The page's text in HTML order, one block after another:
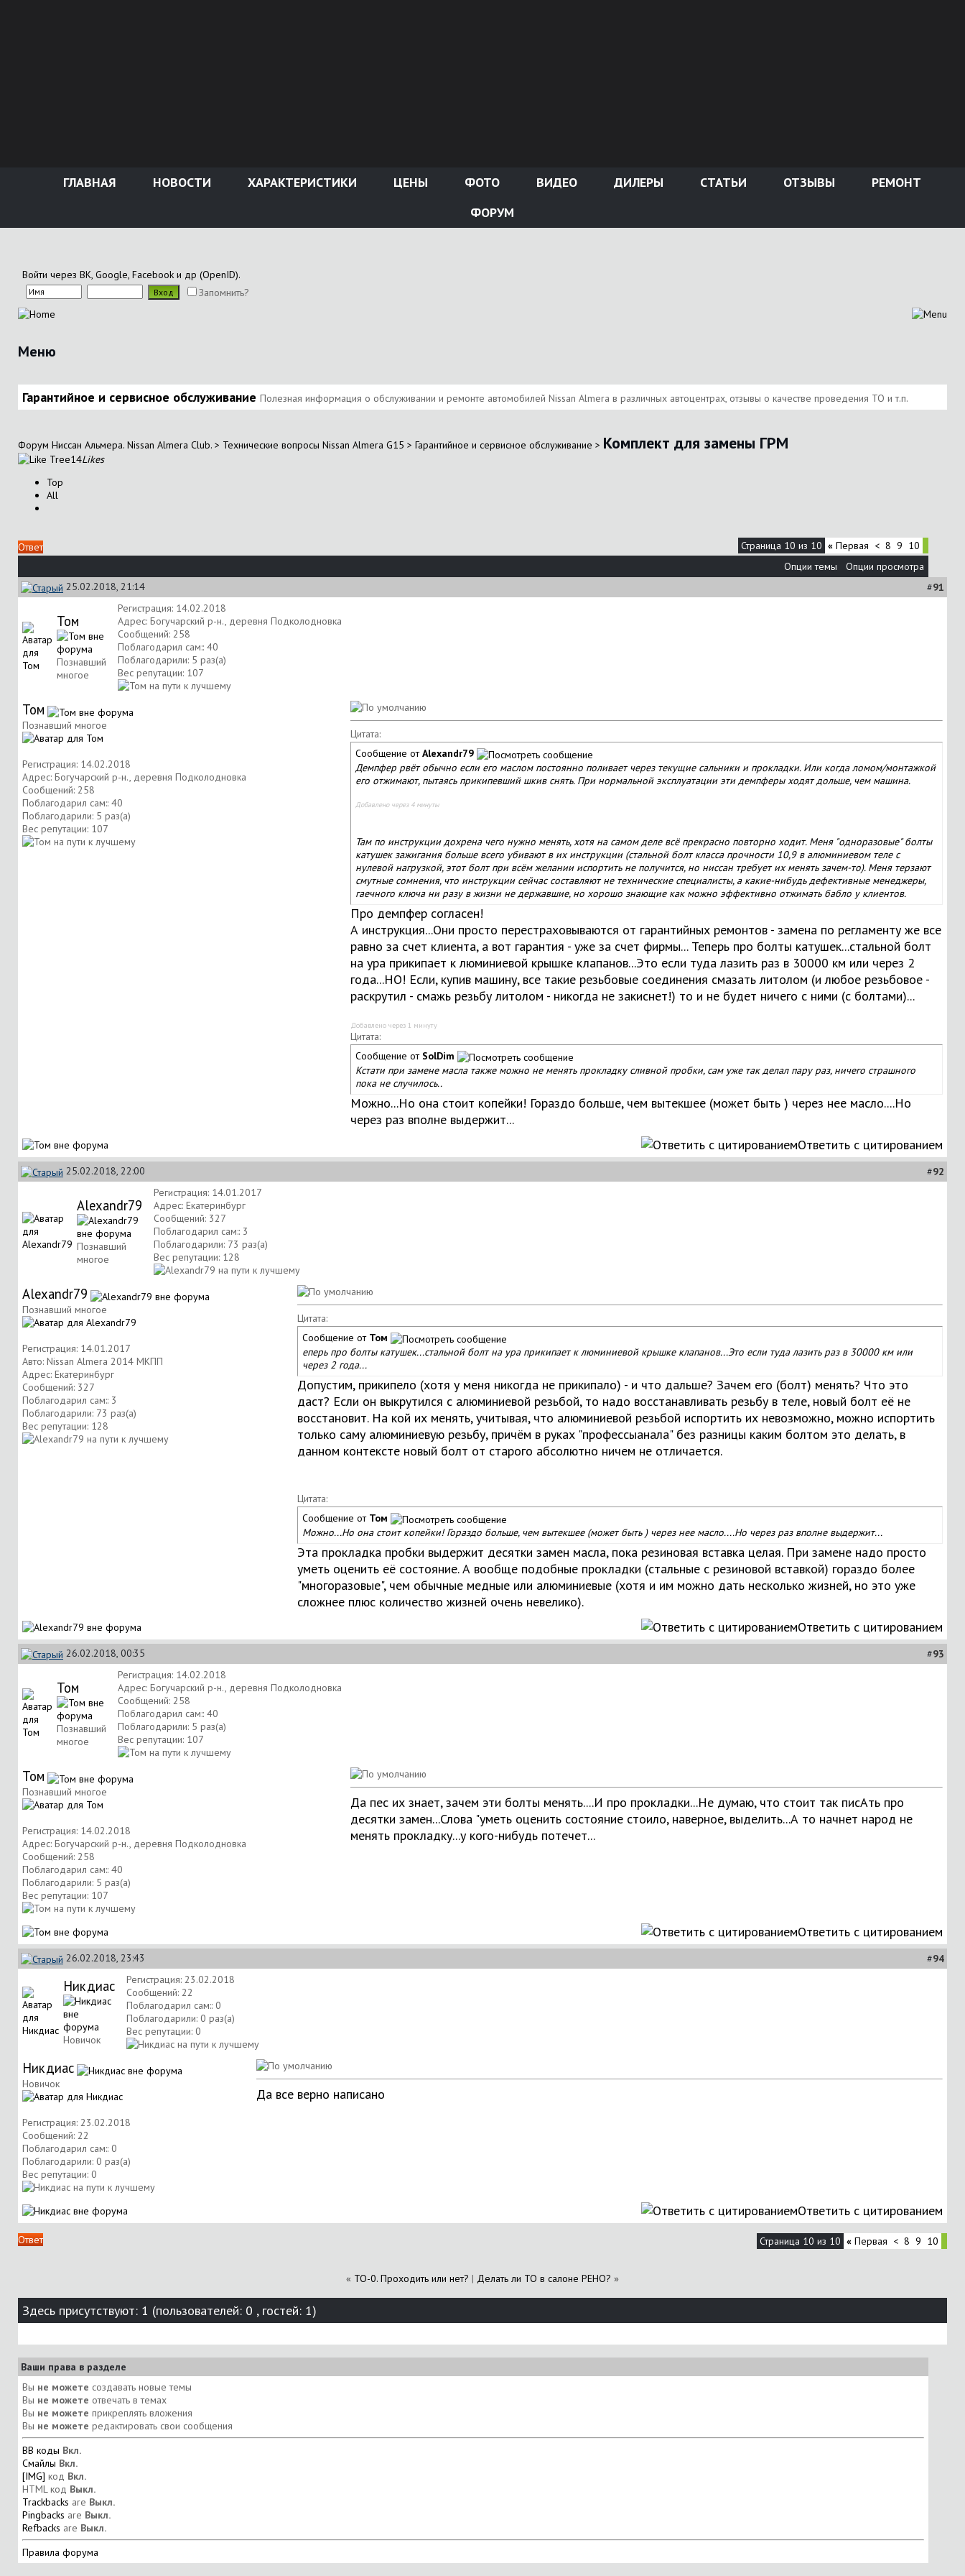
ГЛАВНАЯ НОВОСТИ ХАРАКТЕРИСТИКИ ЦЕНЫ ФОТО ВИДЕО ДИЛЕРЫ СТАТЬИ ОТЗЫВЫ
РЕМОНТ
ФОРУМ
Войти через ВК, Google, Facebook и др (OpenID).
Запомнить?
Меню
Гарантийное и сервисное обслуживание Полезная информация о обслуживании и ремонте автомобилей Nissan Almera в различных автоцентрах, отзывы о качестве проведения ТО и т.п.
Форум Ниссан Альмера. Nissan Almera Club. > Технические вопросы Nissan Almera G15 > Гарантийное и сервисное обслуживание > Комплект для замены ГРМ
14Likes
Top
All
Ответ Страница 10 из 10 « Первая < 8 9 10
Опции темы
Опции просмотра
25.02.2018, 21:14
#91
Том
Познавший
многое
Регистрация: 14.02.2018
Адрес: Богучарский р-н., деревня Подколодновка
Сообщений: 258
Поблагодарил сам:: 40
Поблагодарили: 5 раз(а)
Вес репутации: 107
Том
Познавший многое
Регистрация: 14.02.2018
Адрес: Богучарский р-н., деревня Подколодновка
Сообщений: 258
Поблагодарил сам:: 40
Поблагодарили: 5 раз(а)
Вес репутации: 107
Цитата:
Сообщение отAlexandr79
Демпфер рвёт обычно если его маслом постоянно поливает через текущие сальники и прокладки. Или когда ломом/монтажкой
его отжимают, пытаясь прикипевший шкив снять. При нормальной эксплуатации эти демпферы ходят дольше, чем машина.
Добавлено через 4 минуты
Там по инструкции дохрена чего нужно менять, хотя на самом деле всё прекрасно повторно ходит. Меня "одноразовые" болты
катушек зажигания больше всего убивают в их инструкции (стальной болт класса прочности 10,9 в алюминиевом теле с
нулевой нагрузкой, этот болт при всём желании испортить не получится, но ниссан требует их менять зачем-то). Меня терзают
смутные сомнения, что инструкции сейчас составляют не технические специалисты, а какие-нибудь дефективные менеджеры,
гаечного ключа ни разу в жизни не державшие, но хорошо знающие как можно эффективно отжимать бабло у клиентов.
Про демпфер согласен!
А инструкция...Они просто перестраховываются от гарантийных ремонтов - замена по регламенту же все
равно за счет клиента, а вот гарантия - уже за счет фирмы... Теперь про болты катушек...стальной болт
на ура прикипает к люминиевой крышке клапанов...Это если туда лазить раз в 30000 км или через 2
года...НО! Если, купив машину, все такие резьбовые соединения смазать литолом (и любое резьбовое -
раскрутил - смажь резьбу литолом - никогда не закиснет!) то и не будет ничего с ними (с болтами)...
Добавлено через 1 минуту
Цитата:
Сообщение от SolDim
Кстати при замене масла также можно не менять прокладку сливной пробки, сам уже так делал пару раз, ничего страшного
пока не случилось..
Можно...Но она стоит копейки! Гораздо больше, чем вытекшее (может быть ) через нее масло....Но
через раз вполне выдержит...
Ответить с цитированием
25.02.2018, 22:00 #92
Alexandr79
Познавший
многое
Регистрация: 14.01.2017
Адрес: Екатеринбург
Сообщений: 327
Поблагодарил сам:: 3
Поблагодарили: 73 раз(а)
Вес репутации: 128
Alexandr79
Познавший многое
Регистрация: 14.01.2017
Авто: Nissan Almera 2014 МКПП
Адрес: Екатеринбург
Сообщений: 327
Поблагодарил сам:: 3
Поблагодарили: 73 раз(а)
Вес репутации: 128
Цитата:
Сообщение от Том
еперь про болты катушек...стальной болт на ура прикипает к люминиевой крышке клапанов...Это если туда лазить раз в 30000 км или
через 2 года...
Допустим, прикипело (хотя у меня никогда не прикипало) - и что дальше? Зачем его (болт) менять? Что это
даст? Если он выкрутился с алюминиевой резьбой, то надо восстанавливать резьбу в теле, новый болт её не
восстановит. На кой их менять, учитывая, что алюминиевой резьбой испортить их невозможно, можно испортить
только саму алюминиевую резьбу, причём в руках "профессыанала" без разницы каким болтом это делать, в
данном контексте новый болт от старого абсолютно ничем не отличается.
Цитата:
Сообщение от Том
Можно...Но она стоит копейки! Гораздо больше, чем вытекшее (может быть ) через нее масло....Но через раз вполне выдержит...
Эта прокладка пробки выдержит десятки замен масла, пока резиновая вставка целая. При замене надо просто
уметь оценить её состояние. А вообще подобные прокладки (стальные с резиновой вставкой) гораздо более
"многоразовые", чем обычные медные или алюминиевые (хотя и им можно дать несколько жизней, но это уже
сложнее плюс количество жизней очень невелико).
Ответить с цитированием
26.02.2018, 00:35 #93
Том
Познавший
многое
Регистрация: 14.02.2018
Адрес: Богучарский р-н., деревня Подколодновка
Сообщений: 258
Поблагодарил сам:: 40
Поблагодарили: 5 раз(а)
Вес репутации: 107
Том
Познавший многое
Регистрация: 14.02.2018
Адрес: Богучарский р-н., деревня Подколодновка
Сообщений: 258
Поблагодарил сам:: 40
Поблагодарили: 5 раз(а)
Вес репутации: 107
Да пес их знает, зачем эти болты менять....И про прокладки...Не думаю, что стоит так писАть про
десятки замен...Слова "уметь оценить состояние стоило, наверное, выделить...А то начнет народ не
менять прокладку...у кого-нибудь потечет...
Ответить с цитированием
26.02.2018, 23:43 #94
Никдиас
Новичок
Регистрация: 23.02.2018
Сообщений: 22
Поблагодарил сам:: 0
Поблагодарили: 0 раз(а)
Вес репутации: 0
Никдиас
Новичок
Регистрация: 23.02.2018
Сообщений: 22
Поблагодарил сам:: 0
Поблагодарили: 0 раз(а)
Вес репутации: 0
Да все верно написано
Ответить с цитированием
Ответ Страница 10 из 10 « Первая < 8 9 10
« ТО-0. Проходить или нет? | Делать ли ТО в салоне РЕНО? »
Здесь присутствуют: 1 (пользователей: 0 , гостей: 1)
Ваши права в разделе
Вы не можете создавать новые темы
Вы не можете отвечать в темах
Вы не можете прикреплять вложения
Вы не можете редактировать свои сообщения
BB коды Вкл.
Смайлы Вкл.
[IMG] код Вкл.
HTML код Выкл.
Trackbacks are Выкл.
Pingbacks are Выкл.
Refbacks are Выкл.
Правила форума